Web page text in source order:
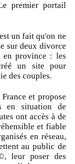
premier portail
un fait qu'on ne
sur deux divorce
en province : les
un site pour
des couples.
et propose
en situation de
ont accès à de
et fiable
en réseau,
au public de
leur poser des